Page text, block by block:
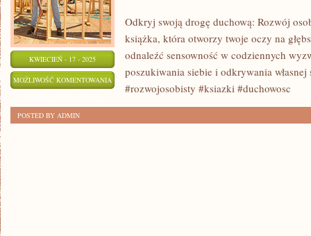
KWIECIEŃ - 17 - 2025
MOŻLIWOŚĆ KOMENTOWANIA ODKRYJ
Odkryj swoją drogę duchową: Rozwój
książka, która otworzy twoje oczy na
odnaleźć sensowność w codziennych
poszukiwania siebie i odkrywania
#rozwojosobisty #ksiazki #duchowosc
POSTED BY ADMIN